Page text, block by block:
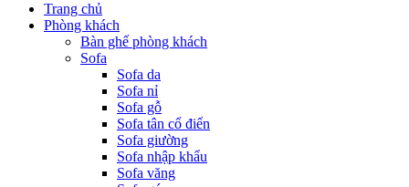
Trang chủ
Phòng khách
Bàn ghế phòng khách
Sofa
Sofa da
Sofa nỉ
Sofa gỗ
Sofa tân cổ điển
Sofa giường
Sofa nhập khẩu
Sofa văng